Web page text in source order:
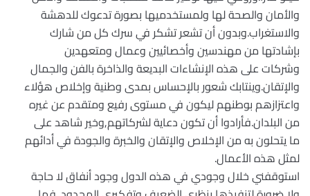
والأمان والصحة لها ولمستخدميها بصورة تدعوك للدهشة
والاستغراب.وبدون أن تشعر تشكر في سرك كل من شارك
بإشادتها من مهندسين وأخصائيين وعمال ومتعهدين
وشركات على هذه الإنشاءات البديعة والذاخرة بالفن والجمال
والإتقان.وينتابك شعور بالإحساس بمدى وطنية وإخلاص هؤلاء
واعتزازهم بوطنهم ليكون في مستوى رفيع ومتقدم عن غيره
من البلدان.فأرادوا أن تكون دعاية لشركاتهم,وخير شاهد على
ما يتحلون به من الإخلاص والإتقان والخبرة والجودة في أدائهم
لمثل هذه الأعمال.
استوقفني خلال وجودي في هذه الدول وجود أنفاق لا حاجة